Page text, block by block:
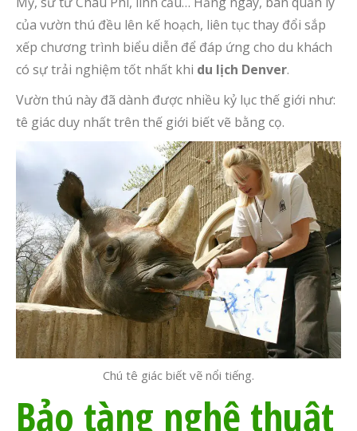
của vườn thú đều lên kế hoạch, liên tục thay đổi sắp
xếp chương trình biểu diễn để đáp ứng cho du khách
có sự trải nghiệm tốt nhất khi du lịch Denver.
Vườn thú này đã dành được nhiều kỷ lục thế giới như:
tê giác duy nhất trên thế giới biết vẽ bằng cọ.
Chú tê giác biết vẽ nổi tiếng.
Bảo tàng nghệ thuật